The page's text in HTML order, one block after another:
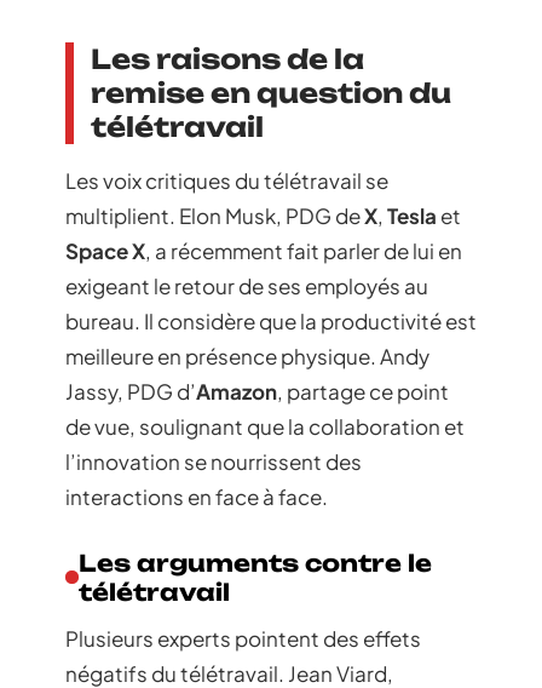
Les raisons de la
remise en question du
télétravail
Les voix critiques du télétravail se
multiplient. Elon Musk, PDG deX, Tesla et
Space X, a récemment fait parler de lui en
exigeant le retour de ses employés au
bureau. Il considère que la productivité est
meilleure en présence physique. Andy
Jassy, PDG d’Amazon, partage ce point
de vue, soulignant que la collaboration et
l’innovation se nourrissent des
interactions en face à face.
Les arguments contre le
télétravail
Plusieurs experts pointent des effets
négatifs du télétravail. Jean Viard,